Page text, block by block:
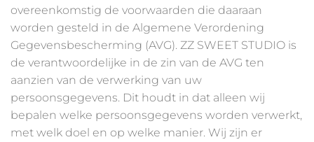
overeenkomstig de voorwaarden die daaraan
worden gesteld in de Algemene Verordening
Gegevensbescherming (AVG). ZZ SWEET STUDIO is
de verantwoordelijke in de zin van de AVG ten
aanzien van de verwerking van uw
persoonsgegevens. Dit houdt in dat alleen wij
bepalen welke persoonsgegevens worden verwerkt,
met welk doel en op welke manier. Wij zijn er